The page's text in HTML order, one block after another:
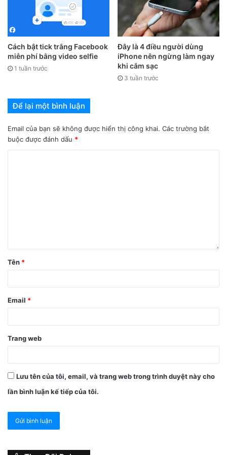
hiển thị các liên hệ đó trên màn hình và yêu cầu bạn chọn
lại.
lại lời nói của bạn để gửi tin nhắn đấy. Hãy nói nội dụng tin
nhắn âm thanh ở bước này nhé.
Cách bật tick trắng Facebook
miễn phí bằng video selfie
1 tuần trước
Đây là 4 điều người dùng
iPhone nên ngừng làm ngay
khi cắm sạc
3 tuần trước
Để lại một bình luận
Email của bạn sẽ không được hiển thị công khai. Các trường bắt
buộc được đánh dấu *
Tên *
Email *
Trang web
Lưu tên của tôi, email, và trang web trong trình duyệt này cho
lần bình luận kế tiếp của tôi.